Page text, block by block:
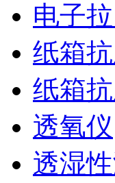
电子
纸箱
纸箱
透氧仪
透湿